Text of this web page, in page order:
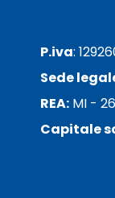
P.iva:
Sede
REA:MI -
Capitale